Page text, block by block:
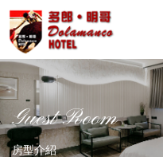
Guest Room
房型介紹